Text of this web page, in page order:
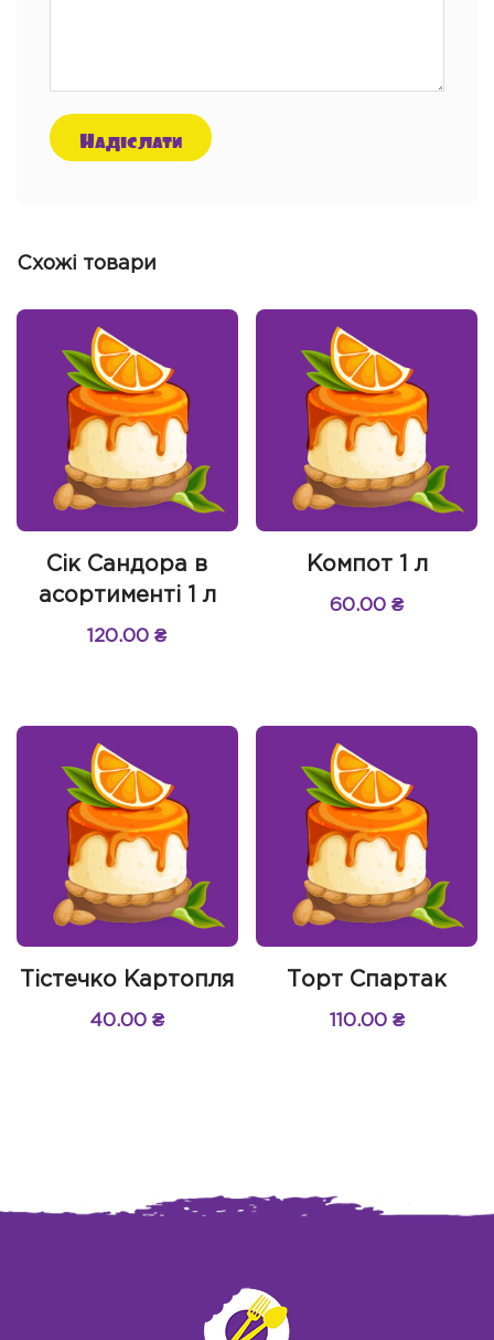
Схожі товари
Сік Сандора в
асортименті 1 л
120.00₴
Компот 1 л
60.00₴
Тістечко Картопля
40.00₴
Торт Спартак
110.00 ₴